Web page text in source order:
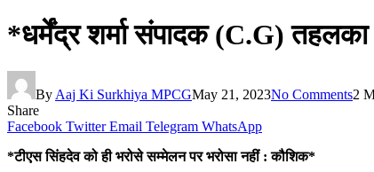
*धर्मेंद्र शर्मा संपादक (C.G)
By Aaj Ki Surkhiya MPCGMay 21, 2023No Comments2
Share
Facebook Twitter Email Telegram WhatsApp
*टीएस सिंहदेव को ही भरोसे सम्मेलन पर भरोसा नहीं : कौशिक*